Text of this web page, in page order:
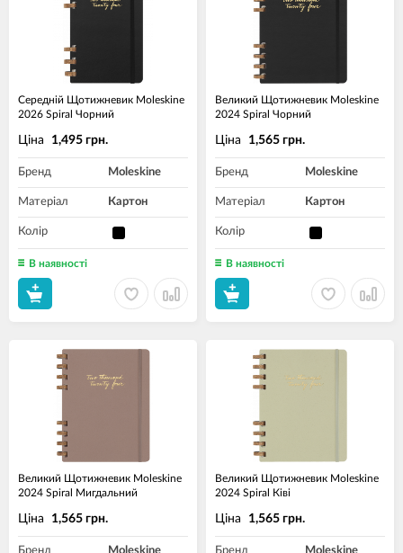
Середній Щотижневик Moleskine
2026 Spiral Чорний
Ціна 1,495 грн.
Бренд Moleskine
Матеріал Картон
Колір
В наявності
Великий Щотижневик Moleskine
2024 Spiral Чорний
Ціна 1,565 грн.
Бренд Moleskine
Матеріал Картон
Колір
В наявності
Великий Щотижневик Moleskine
2024 Spiral Мигдальний
Ціна 1,565 грн.
Великий Щотижневик Moleskine
2024 Spiral Ківі
Ціна 1,565 грн.